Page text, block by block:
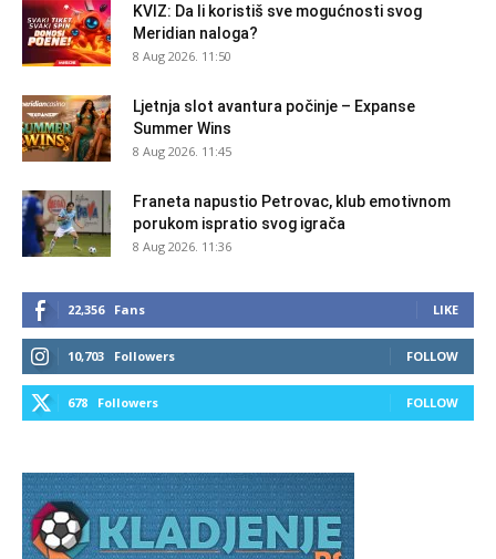
KVIZ: Da li koristiš sve mogućnosti svog
Meridian naloga?
8 Aug 2026. 11:50
Ljetnja slot avantura počinje – Expanse
Summer Wins
8 Aug 2026. 11:45
Franeta napustio Petrovac, klub emotivnom
porukom ispratio svog igrača
8 Aug 2026. 11:36
22,356 Fans LIKE
10,703 Followers FOLLOW
678 Followers FOLLOW